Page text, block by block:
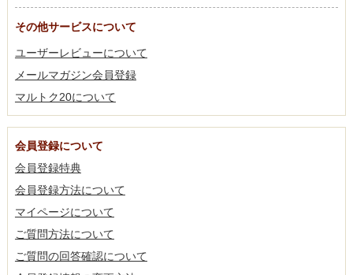
その他サービスについて
ユーザーレビューについて
メールマガジン会員登録
マルトク20について
会員登録について
会員登録特典
会員登録方法について
マイページについて
ご質問方法について
ご質問の回答確認について